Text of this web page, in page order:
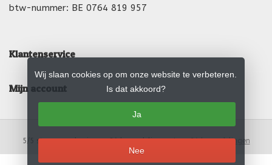
btw-nummer: BE 0764 819 957
Klantenservice
Mijn account
5 sterren op basis van24beoordelingen.Lees 24 beoordelingen
Wij slaan cookies op om onze website te verbeteren.
Is dat akkoord?
Ja
Nee